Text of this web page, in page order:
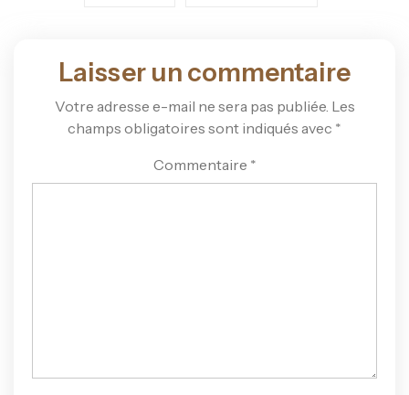
Laisser un commentaire
Votre adresse e-mail ne sera pas publiée. Les
champs obligatoires sont indiqués avec *
Commentaire *